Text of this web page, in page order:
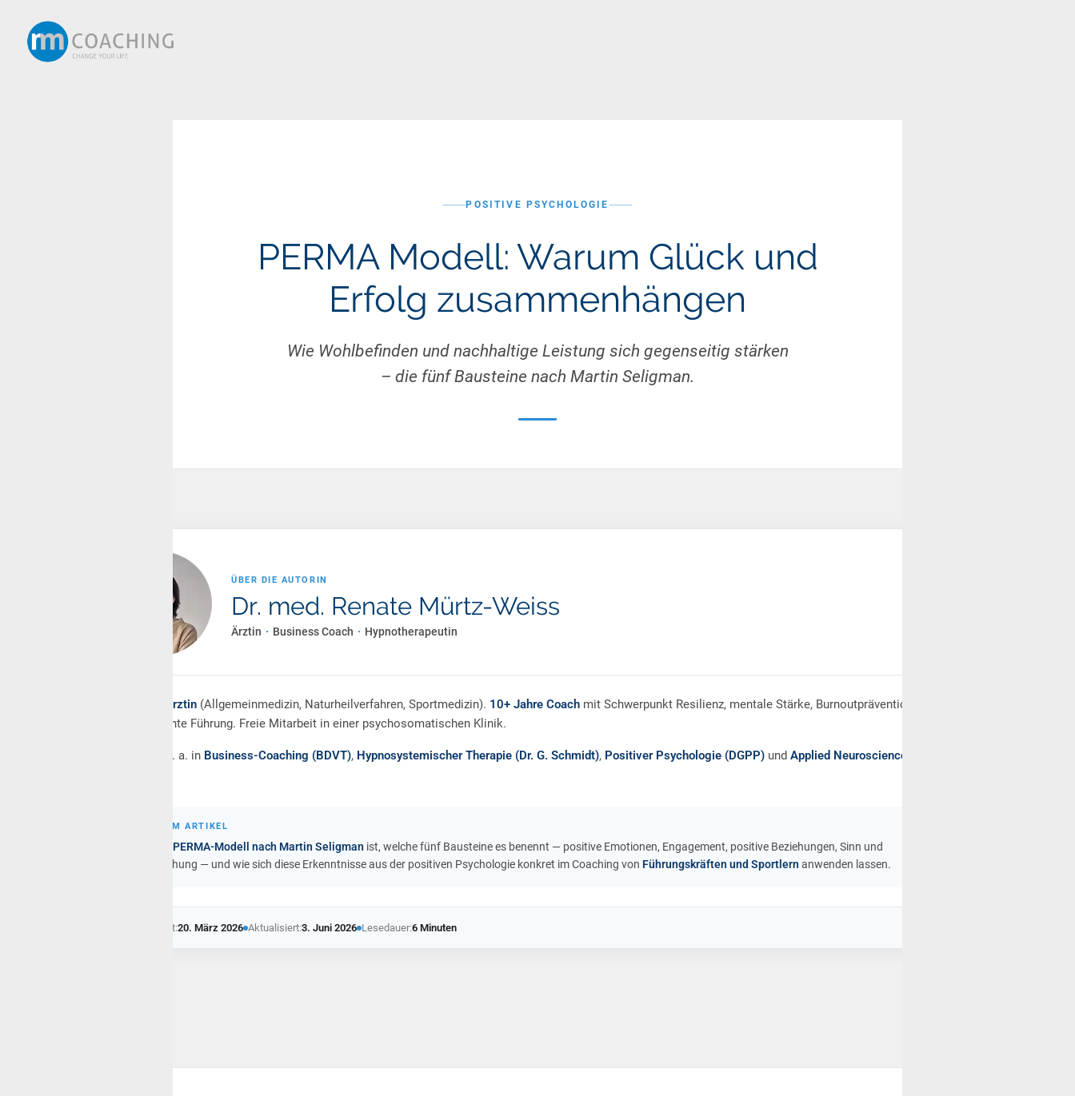
POSITIVE PSYCHOLOGIE
PERMA Modell: Warum Glück und
Erfolg zusammenhängen
Wie Wohlbefinden und nachhaltige Leistung sich gegenseitig stärken
– die fünf Bausteine nach Martin Seligman.
ÜBER DIE AUTORIN
Dr. med. Renate Mürtz-Weiss
Ärztin · Business Coach · Hypnotherapeutin
25+ Jahre Ärztin (Allgemeinmedizin, Naturheilverfahren, Sportmedizin). 10+ Jahre Coach mit Schwerpunkt Resilienz, mentale Stärke, Burnoutprävention und
gehirngerechte Führung. Freie Mitarbeit in einer psychosomatischen Klinik.
Zertifiziert u. a. in Business-Coaching (BDVT), Hypnosystemischer Therapie (Dr. G. Schmidt), Positiver Psychologie (DGPP) und Applied Neuroscience (Damir del
IN DIESEM ARTIKEL
PERMA-Modell nach Martin Seligman ist, welche fünf Bausteine es benennt — positive Emotionen, Engagement, positive Beziehungen, Sinn und
Zielerreichung — und wie sich diese Erkenntnisse aus der positiven Psychologie konkret im Coaching von Führungskräften und Sportlern anwenden lassen.
Veröffentlicht:20. März 2026 Aktualisiert:3. Juni 2026 Lesedauer:6 Minuten